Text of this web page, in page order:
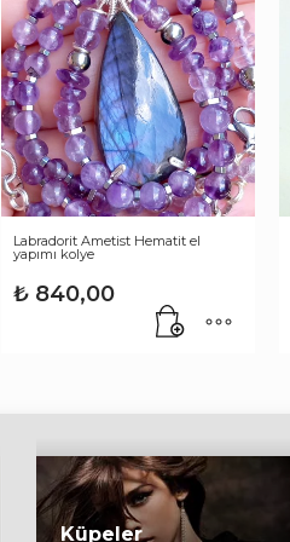
Labradorit Ametist Hematit el
yapımı kolye
₺ 840,00
Küpeler